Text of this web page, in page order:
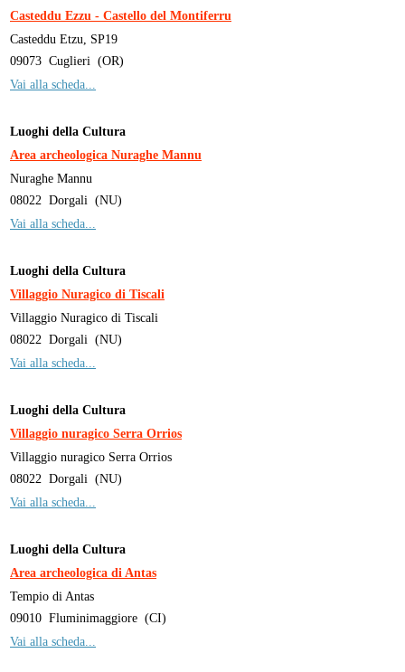
Casteddu Ezzu - Castello del Montiferru
Casteddu Etzu, SP19
09073 Cuglieri (OR)
Vai alla scheda...
Luoghi della Cultura
Area archeologica Nuraghe Mannu
Nuraghe Mannu
08022 Dorgali (NU)
Vai alla scheda...
Luoghi della Cultura
Villaggio Nuragico di Tiscali
Villaggio Nuragico di Tiscali
08022 Dorgali (NU)
Vai alla scheda...
Luoghi della Cultura
Villaggio nuragico Serra Orrios
Villaggio nuragico Serra Orrios
08022 Dorgali (NU)
Vai alla scheda...
Luoghi della Cultura
Area archeologica di Antas
Tempio di Antas
09010 Fluminimaggiore (CI)
Vai alla scheda...